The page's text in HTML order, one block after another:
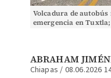
Volcadura de
emergencia en
ABRAHAM
Chiapas / 08.06.2026